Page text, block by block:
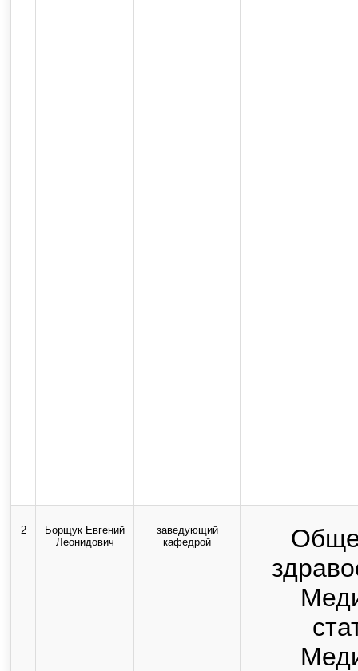
2
Борщук Евгений
Леонидович
заведующий
кафедрой